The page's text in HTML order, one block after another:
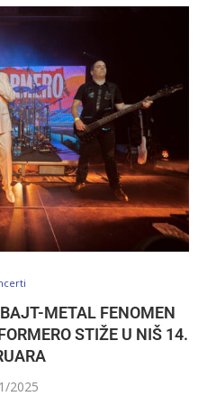
METAL FENOMEN
STIŽE U NIŠ 14.
2025